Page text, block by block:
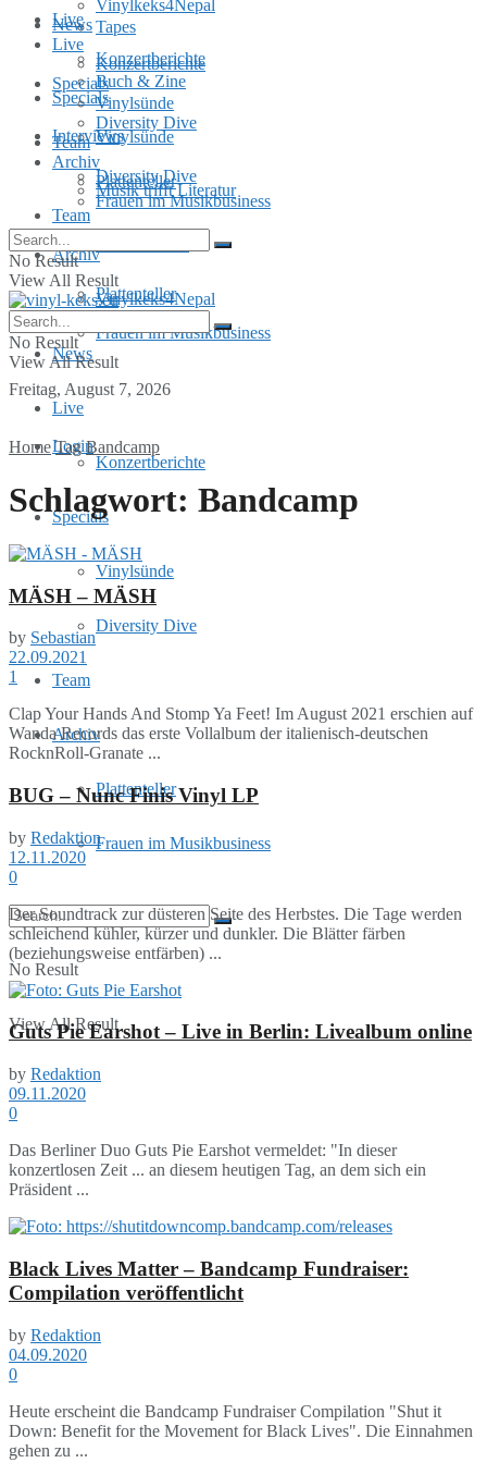
Live
Konzertberichte
Specials
Vinylsünde
Diversity Dive
Team
Archiv
Plattenteller
Frauen im Musikbusiness
Freitag, August 7, 2026
Login
Tapes
Buch & Zine
Interviews
Musik trifft Literatur
Vinylkeks4Nepal
News
Live
Konzertberichte
Specials
Vinylsünde
Diversity Dive
Team
Archiv
Plattenteller
Frauen im Musikbusiness
No Result
View All Result
Vinylkeks4Nepal
News
Live
Konzertberichte
Specials
Vinylsünde
Diversity Dive
Team
Archiv
Plattenteller
Frauen im Musikbusiness
No Result
View All Result
No Result
View All Result
Home Tag Bandcamp
Schlagwort: Bandcamp
MÄSH – MÄSH
by Sebastian
22.09.2021
1
Clap Your Hands And Stomp Ya Feet! Im August 2021 erschien auf
Wanda Records das erste Vollalbum der italienisch-deutschen
RocknRoll-Granate ...
BUG – Nunc Finis Vinyl LP
by Redaktion
12.11.2020
0
Der Soundtrack zur düsteren Seite des Herbstes. Die Tage werden
schleichend kühler, kürzer und dunkler. Die Blätter färben
(beziehungsweise entfärben) ...
Guts Pie Earshot – Live in Berlin: Livealbum online
by Redaktion
09.11.2020
0
Das Berliner Duo Guts Pie Earshot vermeldet: "In dieser
konzertlosen Zeit ... an diesem heutigen Tag, an dem sich ein
Präsident ...
Black Lives Matter – Bandcamp Fundraiser:
Compilation veröffentlicht
by Redaktion
04.09.2020
0
Heute erscheint die Bandcamp Fundraiser Compilation "Shut it
Down: Benefit for the Movement for Black Lives". Die Einnahmen
gehen zu ...